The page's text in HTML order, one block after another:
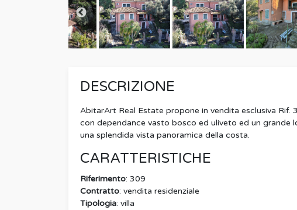
DESCRIZIONE
AbitarArt Real Estate propone in vendita esclusiva
con dependance vasto bosco ed uliveto ed un
una splendida vista panoramica della costa.
CARATTERISTICHE
Riferimento: 309
Contratto: vendita residenziale
Tipologia: villa